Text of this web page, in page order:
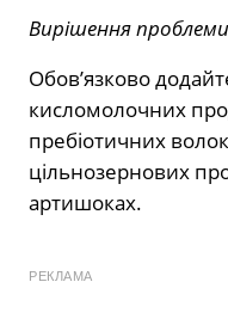
Вирішення проблеми
Обов’язково
кисломолочних
пребіотичних
цільнозернових
артишоках.
РЕКЛАМА